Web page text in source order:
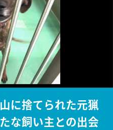
に捨てられた元猟
な飼い主との出会